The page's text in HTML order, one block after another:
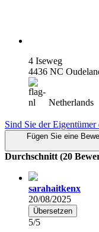
4 Iseweg
4436 NC
Netherlands
Sind Sie der Eigentümer
Fügen Sie eine
Durchschnitt (20
sarahaitkenx
20/08/2025
Übersetzen
5/5